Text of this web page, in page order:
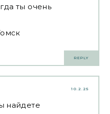
ты очень
REPLY
10.2.25
найдете